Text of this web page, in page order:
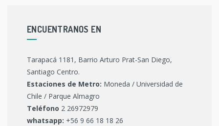
ENCUENTRANOS EN
Tarapacá 1181, Barrio Arturo Prat-San Diego,
Santiago Centro.
Estaciones de Metro: Moneda / Universidad de
Chile / Parque Almagro
Teléfono 2 26972979
whatsapp: +56 9 66 18 18 26